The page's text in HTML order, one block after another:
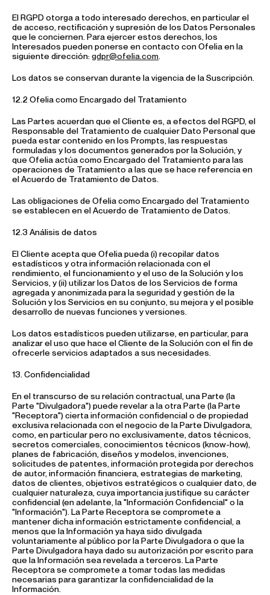
El RGPD otorga a todo interesado derechos, en particular el
de acceso, rectificación y supresión de los Datos Personales
que le conciernen. Para ejercer estos derechos, los
Interesados pueden ponerse en contacto con Ofelia en la
siguiente dirección:gdpr@ofelia.com.
Los datos se conservan durante la vigencia de la Suscripción.
12.2 Ofelia como Encargado del Tratamiento
Las Partes acuerdan que el Cliente es, a efectos del RGPD, el
Responsable del Tratamiento de cualquier Dato Personal que
pueda estar contenido en los Prompts, las respuestas
formuladas y los documentos generados por la Solución, y
que Ofelia actúa como Encargado del Tratamiento para las
operaciones de Tratamiento a las que se hace referencia en
el Acuerdo de Tratamiento de Datos.
Las obligaciones de Ofelia como Encargado del Tratamiento
se establecen en el Acuerdo de Tratamiento de Datos.
12.3 Análisis de datos
El Cliente acepta que Ofelia pueda (i) recopilar datos
estadísticos y otra información relacionada con el
rendimiento, el funcionamiento y el uso de la Solución y los
Servicios, y (ii) utilizar los Datos de los Servicios de forma
agregada y anonimizada para la seguridad y gestión de la
Solución y los Servicios en su conjunto, su mejora y el posible
desarrollo de nuevas funciones y versiones.
Los datos estadísticos pueden utilizarse, en particular, para
analizar el uso que hace el Cliente de la Solución con el fin de
ofrecerle servicios adaptados a sus necesidades.
13. Confidencialidad
En el transcurso de su relación contractual, una Parte (la
Parte "Divulgadora") puede revelar a la otra Parte (la Parte
"Receptora") cierta información confidencial o de propiedad
exclusiva relacionada con el negocio de la Parte Divulgadora,
como, en particular pero no exclusivamente, datos técnicos,
secretos comerciales, conocimientos técnicos (know-how),
planes de fabricación, diseños y modelos, invenciones,
solicitudes de patentes, información protegida por derechos
de autor, información financiera, estrategias de marketing,
datos de clientes, objetivos estratégicos o cualquier dato, de
cualquier naturaleza, cuya importancia justifique su carácter
confidencial (en adelante, la "Información Confidencial" o la
"Información"). La Parte Receptora se compromete a
mantener dicha información estrictamente confidencial, a
menos que la Información ya haya sido divulgada
voluntariamente al público por la Parte Divulgadora o que la
Parte Divulgadora haya dado su autorización por escrito para
que la Información sea revelada a terceros. La Parte
Receptora se compromete a tomar todas las medidas
necesarias para garantizar la confidencialidad de la
Información.